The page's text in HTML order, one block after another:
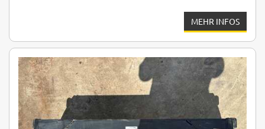
MEHR INFOS